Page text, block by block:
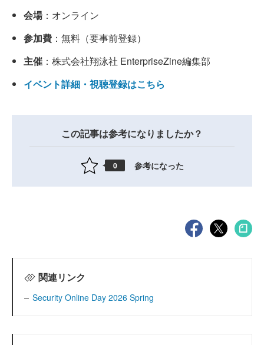
会場：オンライン
参加費 ：無料（要事前登録）
主催 ：株式会社翔泳社 EnterpriseZine編集部
イベント詳細・視聴登録はこちら
この記事は参考になりましたか？
0 参考になった
関連リンク
Security Online Day 2026 Spring